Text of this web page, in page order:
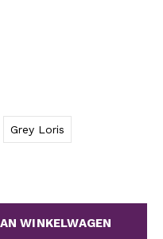
Grey Loris
WINKELWAGEN